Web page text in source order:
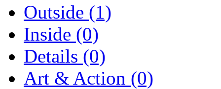
Outside (1)
Inside (0)
Details (0)
Art & Action (0)